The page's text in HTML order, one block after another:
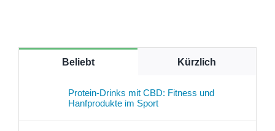
Beliebt Kürzlich
Protein-Drinks mit CBD: Fitness und
Hanfprodukte im Sport